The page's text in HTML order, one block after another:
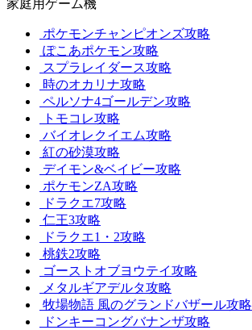
家庭用ゲーム機
ポケモンチャンピオンズ攻略
ぽこあポケモン攻略
スプラレイダース攻略
時のオカリナ攻略
ペルソナ4ゴールデン攻略
トモコレ攻略
バイオレクイエム攻略
紅の砂漠攻略
デイモン&ベイビー攻略
ポケモンZA攻略
ドラクエ7攻略
仁王3攻略
ドラクエ1・2攻略
桃鉄2攻略
ゴーストオブヨウテイ攻略
メタルギアデルタ攻略
牧場物語 風のグランドバザール攻略
ドンキーコングバナンザ攻略